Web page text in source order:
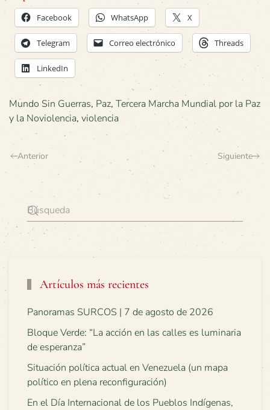
Facebook WhatsApp X
Telegram Correo electrónico Threads
LinkedIn
Mundo Sin Guerras, Paz, Tercera Marcha Mundial por la Paz
y la Noviolencia, violencia
Anterior Siguiente
Artículos más recientes
Panoramas SURCOS | 7 de agosto de 2026
Bloque Verde: “La acción en las calles es luminaria
de esperanza”
Situación política actual en Venezuela (un mapa
político en plena reconfiguración)
En el Día Internacional de los Pueblos Indígenas,